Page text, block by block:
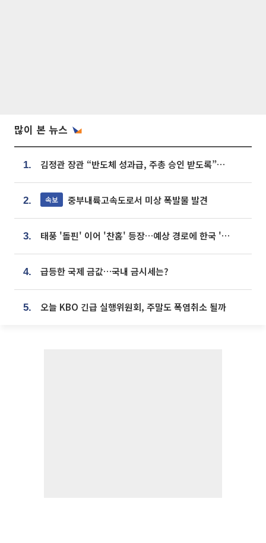
많이 본 뉴스
1. 김정관 장관 “반도체 성과급, 주총 승인 받도록”…상법·자본시장법 개정 시사
2. 속보 중부내륙고속도로서 미상 폭발물 발견
3. 태풍 '돌핀' 이어 '찬홈' 등장…예상 경로에 한국 '한숨'
4. 급등한 국제 금값…국내 금시세는?
5. 오늘 KBO 긴급 실행위원회, 주말도 폭염취소 될까